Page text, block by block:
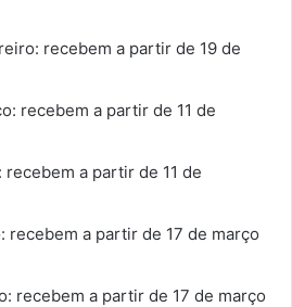
recebem a partir de 19 de
recebem a partir de 11 de
a partir de 11 de
recebem a partir de 17 de março
recebem a partir de 17 de março